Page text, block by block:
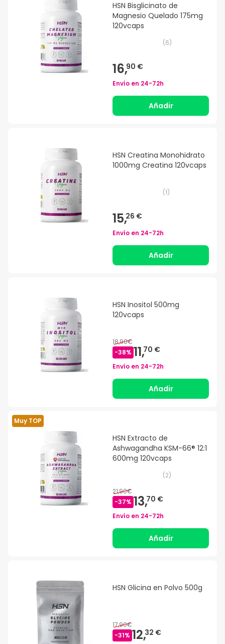
HSN Bisglicinato de
Magnesio Quelado 175mg
120vcaps
(6)
16,90 €
Envío en 24-72h
Añadir
HSN Creatina Monohidrato
1000mg Creatina 120vcaps
(1)
15,26 €
Envío en 24-72h
Añadir
HSN Inositol 500mg
120vcaps
18,90€
-38% 11,70 €
Envío en 24-72h
Añadir
Muy TOP
HSN Extracto de
Ashwagandha KSM-66® 12:1
600mg 120vcaps
(2)
21,90€
-37% 13,70 €
Envío en 24-72h
Añadir
HSN Glicina en Polvo 500g
17,90€
-31% 12,32 €